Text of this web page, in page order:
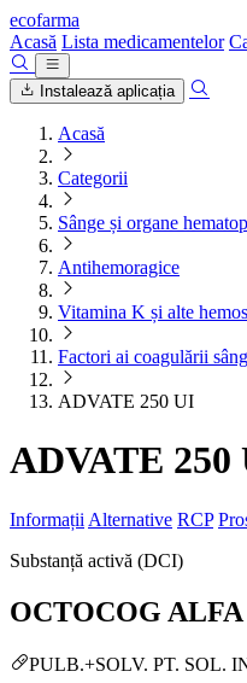
ecofarma
Acasă Lista medicamentelor
Instalează aplicația
Acasă
Categorii
Sânge și organe
Antihemoragice
Vitamina K și alte
Factori ai coagulării
ADVATE 250 UI
ADVATE 250
Informații Alternative RCP
Substanță activă (DCI)
OCTOCOG ALFA
PULB.+SOLV. PT. SOL.